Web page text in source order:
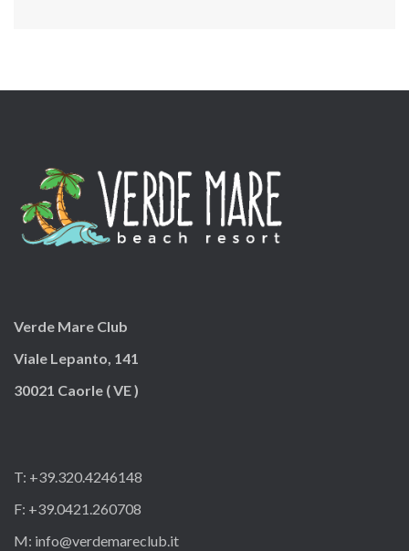
Verde Mare Club
Viale Lepanto, 141
30021 Caorle ( VE )
T: +39.320.4246148
F: +39.0421.260708
M: info@verdemareclub.it